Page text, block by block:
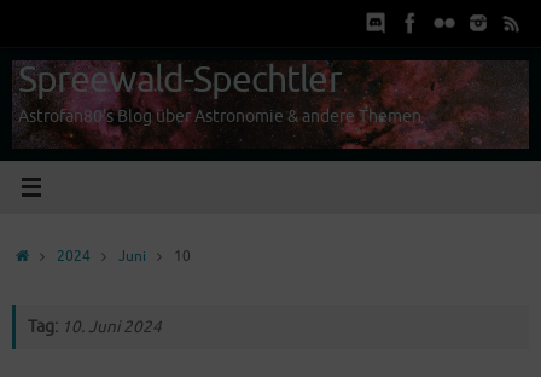
springen
Spreewald-Spechtler
Astrofan80's Blog über Astronomie & andere Themen
Start2024 Juni 10
Tag: 10. Juni 2024